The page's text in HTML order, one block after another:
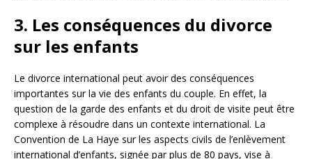
3. Les conséquences du divorce
sur les enfants
Le divorce international peut avoir des conséquences
importantes sur la vie des enfants du couple. En effet, la
question de la garde des enfants et du droit de visite peut être
complexe à résoudre dans un contexte international. La
Convention de La Haye sur les aspects civils de l’enlèvement
international d’enfants, signée par plus de 80 pays, vise à